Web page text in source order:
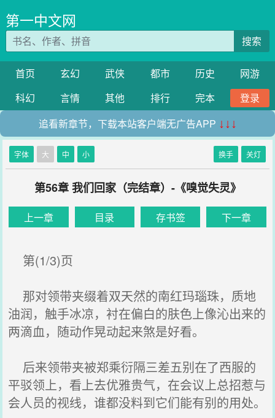
第一中文网
搜索
首页 玄幻 武侠 都市 历史
网游
科幻
言情 其他 排行 完本
登录
追看新章节，下载本站客户端无广告APP ↓↓↓
字体 大 中 小 换手 关灯
第56章 我们回家（完结章）-《嗅觉失灵》
上一章 目录 存书签 下一章
第(1/3)页
那对领带夹缀着双天然的南红玛瑙珠，质地
油润，触手冰凉，衬在偏白的肤色上像沁出来的
两滴血，随动作晃动起来煞是好看。
后来领带夹被郑乘衍隔三差五别在了西服的
平驳领上，看上去优雅贵气，在会议上总招惹与
会人员的视线，谁都没料到它们能有别的用处。